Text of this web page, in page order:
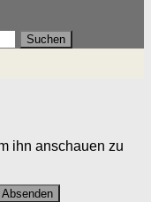
ihn anschauen zu